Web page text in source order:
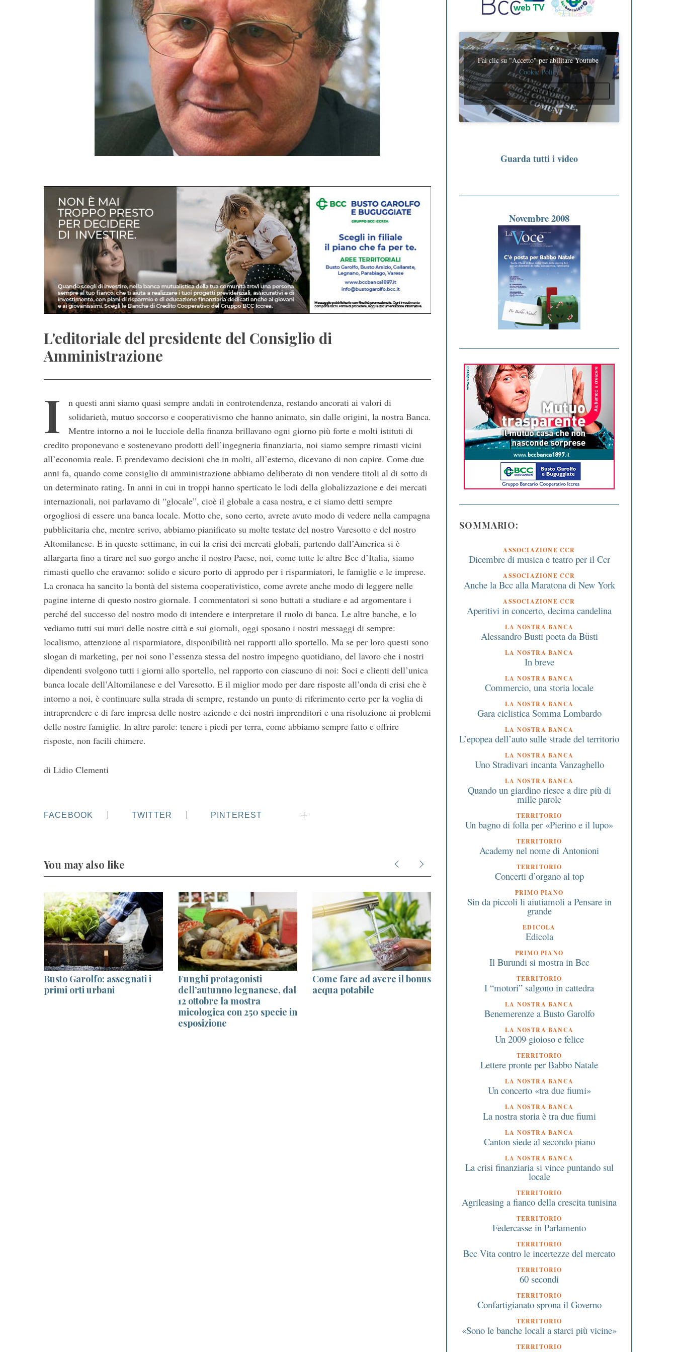
L'editoriale del presidente del Consiglio di
Amministrazione
I
n questi anni siamo quasi sempre andati in controtendenza, restando ancorati ai valori di
solidarietà, mutuo soccorso e cooperativismo che hanno animato, sin dalle origini, la nostra Banca.
Mentre intorno a noi le lucciole della finanza brillavano ogni giorno più forte e molti istituti di
credito proponevano e sostenevano prodotti dell’ingegneria finanziaria, noi siamo sempre rimasti vicini
all’economia reale. E prendevamo decisioni che in molti, all’esterno, dicevano di non capire. Come due
anni fa, quando come consiglio di amministrazione abbiamo deliberato di non vendere titoli al di sotto di
un determinato rating. In anni in cui in troppi hanno sperticato le lodi della globalizzazione e dei mercati
internazionali, noi parlavamo di “glocale”, cioè il globale a casa nostra, e ci siamo detti sempre
orgogliosi di essere una banca locale. Motto che, sono certo, avrete avuto modo di vedere nella campagna
pubblicitaria che, mentre scrivo, abbiamo pianificato su molte testate del nostro Varesotto e del nostro
Altomilanese. E in queste settimane, in cui la crisi dei mercati globali, partendo dall’America si è
allargarta fino a tirare nel suo gorgo anche il nostro Paese, noi, come tutte le altre Bcc d’Italia, siamo
rimasti quello che eravamo: solido e sicuro porto di approdo per i risparmiatori, le famiglie e le imprese.
La cronaca ha sancito la bontà del sistema cooperativistico, come avrete anche modo di leggere nelle
pagine interne di questo nostro giornale. I commentatori si sono buttati a studiare e ad argomentare i
perché del successo del nostro modo di intendere e interpretare il ruolo di banca. Le altre banche, e lo
vediamo tutti sui muri delle nostre città e sui giornali, oggi sposano i nostri messaggi di sempre:
localismo, attenzione al risparmiatore, disponibilità nei rapporti allo sportello. Ma se per loro questi sono
slogan di marketing, per noi sono l’essenza stessa del nostro impegno quotidiano, del lavoro che i nostri
dipendenti svolgono tutti i giorni allo sportello, nel rapporto con ciascuno di noi: Soci e clienti dell’unica
banca locale dell’Altomilanese e del Varesotto. E il miglior modo per dare risposte all’onda di crisi che è
intorno a noi, è continuare sulla strada di sempre, restando un punto di riferimento certo per la voglia di
intraprendere e di fare impresa delle nostre aziende e dei nostri imprenditori e una risoluzione ai problemi
delle nostre famiglie. In altre parole: tenere i piedi per terra, come abbiamo sempre fatto e offrire
risposte, non facili chimere.
di Lidio Clementi
FACEBOOK TWITTER PINTEREST
You may also like
Busto Garolfo: assegnati i
primi orti urbani
Funghi protagonisti
dell’autunno legnanese, dal
12 ottobre la mostra
micologica con 250 specie in
esposizione
Come fare ad avere il bonus
acqua potabile
Iniziative gratuite per la
salute a Lonate Pozzolo e
Besnate il 27 e 29 settembre
organizzate dall’azienda
Lombardia per la
contaminati
Fai clic su "Accetto" per abilitare Youtube
Cookie Policy
ACCETTO
Guarda tutti i video
Novembre 2008
SOMMARIO:
ASSOCIAZIONE CCR
Dicembre di musica e teatro per il Ccr
ASSOCIAZIONE CCR
Anche la Bcc alla Maratona di New York
ASSOCIAZIONE CCR
Aperitivi in concerto, decima candelina
LA NOSTRA BANCA
Alessandro Busti poeta da Büsti
LA NOSTRA BANCA
In breve
LA NOSTRA BANCA
Commercio, una storia locale
LA NOSTRA BANCA
Gara ciclistica Somma Lombardo
LA NOSTRA BANCA
L’epopea dell’auto sulle strade del territorio
LA NOSTRA BANCA
Uno Stradivari incanta Vanzaghello
LA NOSTRA BANCA
Quando un giardino riesce a dire più di
mille parole
TERRITORIO
Un bagno di folla per «Pierino e il lupo»
TERRITORIO
Academy nel nome di Antonioni
TERRITORIO
Concerti d’organo al top
PRIMO PIANO
Sin da piccoli li aiutiamoli a Pensare in
grande
EDICOLA
Edicola
PRIMO PIANO
Il Burundi si mostra in Bcc
TERRITORIO
I “motori” salgono in cattedra
LA NOSTRA BANCA
Benemerenze a Busto Garolfo
LA NOSTRA BANCA
Un 2009 gioioso e felice
TERRITORIO
Lettere pronte per Babbo Natale
LA NOSTRA BANCA
Un concerto «tra due fiumi»
LA NOSTRA BANCA
La nostra storia è tra due fiumi
LA NOSTRA BANCA
Canton siede al secondo piano
LA NOSTRA BANCA
La crisi finanziaria si vince puntando sul
locale
TERRITORIO
Agrileasing a fianco della crescita tunisina
TERRITORIO
Federcasse in Parlamento
TERRITORIO
Bcc Vita contro le incertezze del mercato
TERRITORIO
60 secondi
TERRITORIO
Confartigianato sprona il Governo
TERRITORIO
«Sono le banche locali a starci più vicine»
TERRITORIO
a
r
c
o
r
: